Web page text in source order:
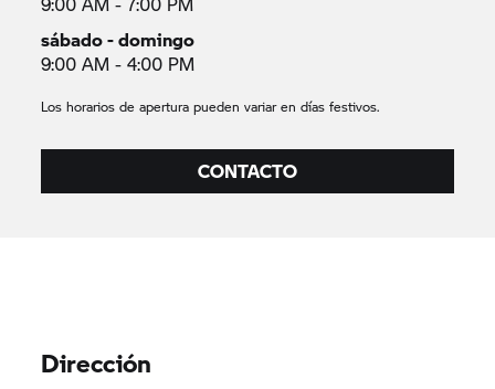
sábado - domingo
9:00 AM - 4:00 PM
Los horarios de apertura pueden variar en días festivos.
CONTACTO
Dirección